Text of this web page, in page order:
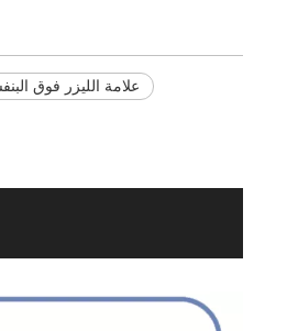
علامة الليزر فوق